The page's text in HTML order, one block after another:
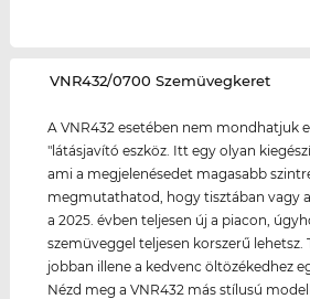
‌VNR432/0700 Szemüvegkeret
A VNR432 esetében nem mondhatjuk
"látásjavító eszköz. Itt egy olyan
ami a megjelenésedet magasabb
megmutathatod, hogy tisztában vagy
a 2025. évben teljesen új a piacon,
szemüveggel teljesen korszerű lehetsz.
jobban illene a kedvenc öltözékedhez
Nézd meg a VNR432 más stílusú